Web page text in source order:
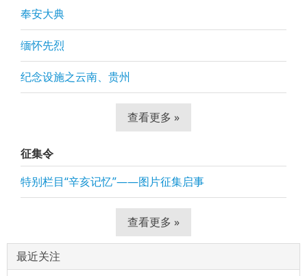
奉安大典
缅怀先烈
纪念设施之云南、贵州
查看更多 »
征集令
特别栏目“辛亥记忆”——图片征集启事
查看更多 »
最近关注